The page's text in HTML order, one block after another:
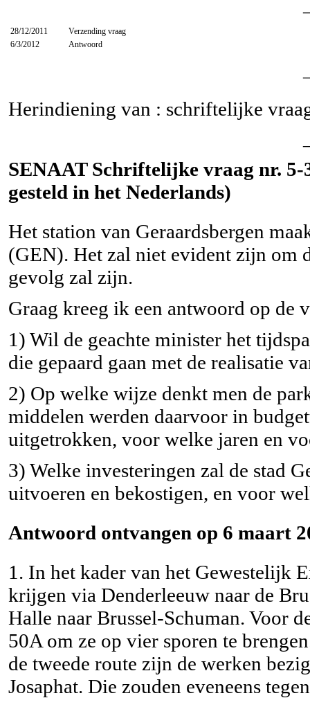
28/12/2011
Verzending vraag
6/3/2012
Antwoord
Herindiening van : schriftelijke
SENAAT Schriftelijke vraag nr. 5-
gesteld in het Nederlands)
Het station van Geraardsbergen
(GEN). Het zal niet evident zijn om
gevolg zal zijn.
Graag kreeg ik een antwoord op de
1) Wil de geachte minister het
die gepaard gaan met de realisatie
2) Op welke wijze denkt men de
middelen werden daarvoor in
uitgetrokken, voor welke jaren en
3) Welke investeringen zal de stad
uitvoeren en bekostigen, en voor
Antwoord ontvangen op 6 maart
1. In het kader van het Gewestelijk
krijgen via Denderleeuw naar de
Halle naar Brussel-Schuman. Voor
50A om ze op vier sporen te
de tweede route zijn de werken
Josaphat. Die zouden eveneens